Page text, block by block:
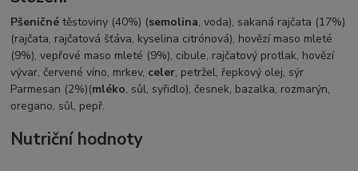
Pšeničné těstoviny (40%) (semolina, voda), sakaná rajčata (17%)
(rajčata, rajčatová šťáva, kyselina citrónová), hovězí maso mleté
(9%), vepřové maso mleté (9%), cibule, rajčatový protlak, hovězí
vývar, červené víno, mrkev, celer, petržel, řepkový olej, sýr
Parmesan (2%)(mléko, sůl, syřidlo), česnek, bazalka, rozmarýn,
oregano, sůl, pepř.
Nutriční hodnoty